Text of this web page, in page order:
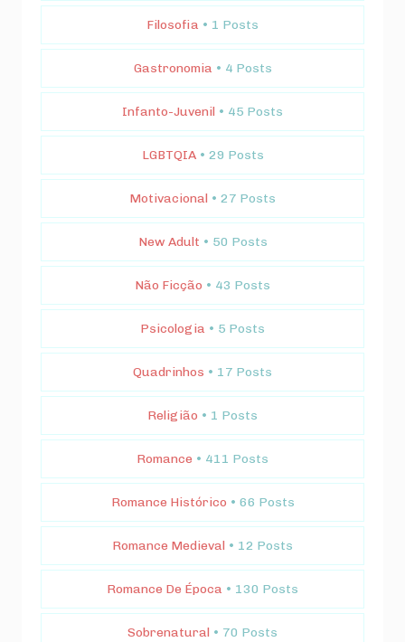
Filosofia • 1 Posts
Gastronomia • 4 Posts
Infanto-Juvenil • 45 Posts
LGBTQIA • 29 Posts
Motivacional • 27 Posts
New Adult • 50 Posts
Não Ficção • 43 Posts
Psicologia • 5 Posts
Quadrinhos • 17 Posts
Religião • 1 Posts
Romance • 411 Posts
Romance Histórico • 66 Posts
Romance Medieval • 12 Posts
Romance De Época • 130 Posts
Sobrenatural • 70 Posts